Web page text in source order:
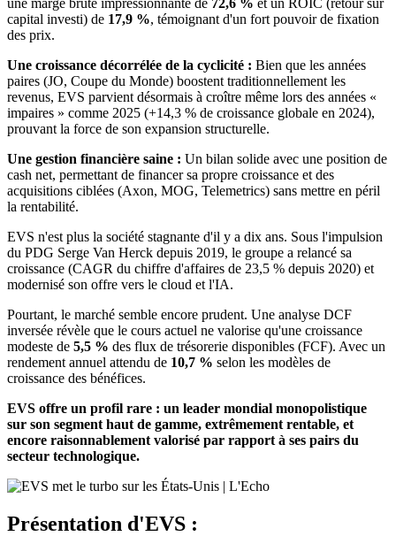
capital investi) de 17,9 %, témoignant d'un fort pouvoir de fixation
des prix.
Une croissance décorrélée de la cyclicité : Bien que les années
paires (JO, Coupe du Monde) boostent traditionnellement les
revenus, EVS parvient désormais à croître même lors des années «
impaires » comme 2025 (+14,3 % de croissance globale en 2024),
prouvant la force de son expansion structurelle.
Une gestion financière saine : Un bilan solide avec une position de
cash net, permettant de financer sa propre croissance et des
acquisitions ciblées (Axon, MOG, Telemetrics) sans mettre en péril
la rentabilité.
EVS n'est plus la société stagnante d'il y a dix ans. Sous l'impulsion
du PDG Serge Van Herck depuis 2019, le groupe a relancé sa
croissance (CAGR du chiffre d'affaires de 23,5 % depuis 2020) et
modernisé son offre vers le cloud et l'IA.
Pourtant, le marché semble encore prudent. Une analyse DCF
inversée révèle que le cours actuel ne valorise qu'une croissance
modeste de 5,5 % des flux de trésorerie disponibles (FCF). Avec un
rendement annuel attendu de 10,7 % selon les modèles de
croissance des bénéfices.
EVS offre un profil rare : un leader mondial monopolistique
sur son segment haut de gamme, extrêmement rentable, et
encore raisonnablement valorisé par rapport à ses pairs du
secteur technologique.
Présentation d'EVS :